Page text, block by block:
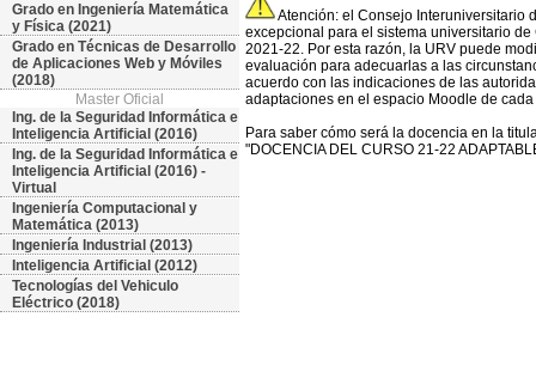
Grado en Ingeniería Matemática
y Física (2021)
Grado en Técnicas de Desarrollo
de Aplicaciones Web y Móviles
(2018)
Master Oficial
Ing. de la Seguridad Informática e
Inteligencia Artificial (2016)
Ing. de la Seguridad Informática e
Inteligencia Artificial (2016) -
Virtual
Ingeniería Computacional y
Matemática (2013)
Ingeniería Industrial (2013)
Inteligencia Artificial (2012)
Tecnologías del Vehiculo
Eléctrico (2018)
Atención: el Consejo Interuniversitario
excepcional para el sistema universitario
2021-22. Por esta razón, la URV puede
evaluación para adecuarlas a las
acuerdo con las indicaciones de las
adaptaciones en el espacio Moodle de
Para saber cómo será la docencia en la
"DOCENCIA DEL CURSO 21-22